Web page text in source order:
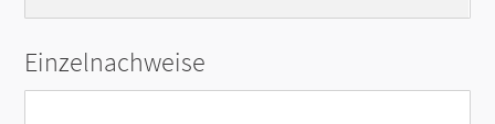
Einzelnachweise